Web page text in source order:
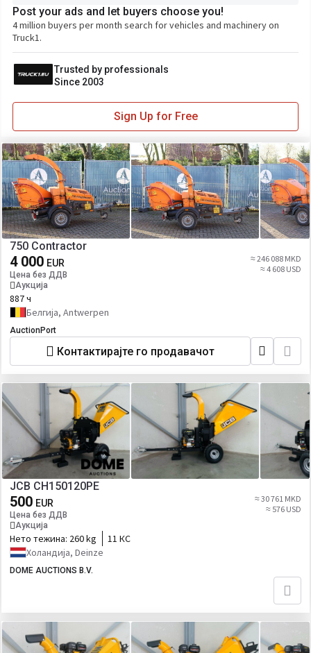
Post your ads and let buyers choose you!
4 million buyers per month search for vehicles and machinery on
Truck1.
Trusted by professionals
Since 2003
Sign Up for Free
750 Contractor
4 000 EUR
Цена без ДДВ
Аукција
≈ 246 088 MKD
≈ 4 608 USD
887 ч
Белгија, Antwerpen
AuctionPort
Контактирајте го продавачот
JCB CH150120PE
500 EUR
Цена без ДДВ
Аукција
≈ 30 761 MKD
≈ 576 USD
Нето тежина: 260 kg
11 КС
Холандија, Deinze
DOME AUCTIONS B.V.